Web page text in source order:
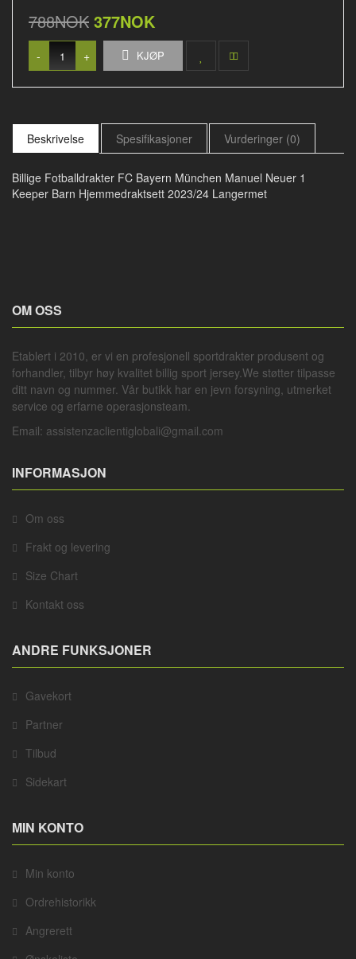
788NOK 377NOK
- + KJØP
Beskrivelse Spesifikasjoner Vurderinger (0)
Billige Fotballdrakter FC Bayern München Manuel Neuer 1
Keeper Barn Hjemmedraktsett 2023/24 Langermet
OM OSS
Etablert i 2010, er vi en profesjonell sportdrakter produsent og
forhandler, tilbyr høy kvalitet billig sport jersey.We støtter tilpasse
ditt navn og nummer. Vår butikk har en jevn forsyning, utmerket
service og erfarne operasjonsteam.
Email: assistenzaclientiglobali@gmail.com
INFORMASJON
Om oss
Frakt og levering
Size Chart
Kontakt oss
ANDRE FUNKSJONER
Gavekort
Partner
Tilbud
Sidekart
MIN KONTO
Min konto
Ordrehistorikk
Angrerett